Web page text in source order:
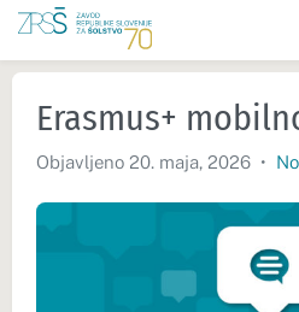
Erasmus+
Objavljeno 20. maja, 2026 •